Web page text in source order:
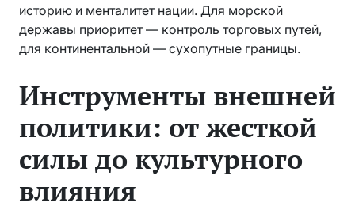
историю и менталитет нации. Для морской
державы приоритет — контроль торговых путей,
для континентальной — сухопутные границы.
Инструменты внешней
политики: от жесткой
силы до культурного
влияния